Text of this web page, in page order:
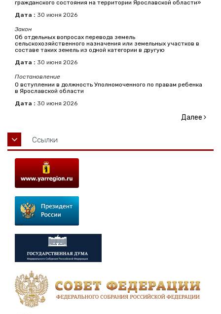
гражданского состояния на территории Ярославской области»
Дата : 30 июня 2026
Закон
Об отдельных вопросах перевода земель
сельскохозяйственного назначения или земельных участков в
составе таких земель из одной категории в другую
Дата : 30 июня 2026
Постановление
О вступлении в должность Уполномоченного по правам ребенка
в Ярославской области
Дата : 30 июня 2026
Далее
Ссылки